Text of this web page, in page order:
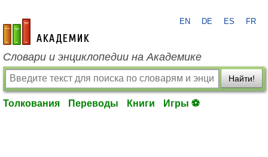
academic.ru
EN DE ES FR
Словари и энциклопедии на Академике
Найти!
Толкования Переводы Книги Игры ⚽